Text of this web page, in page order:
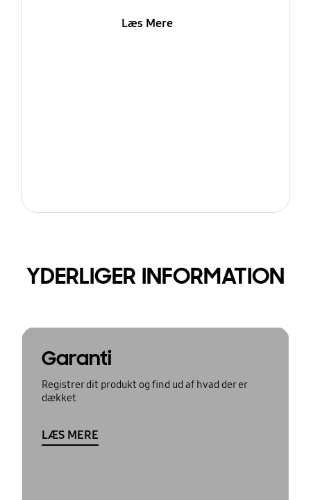
Læs Mere
YDERLIGER INFORMATION
Garanti
Registrer dit produkt og find ud af hvad der er
dækket
LÆS MERE